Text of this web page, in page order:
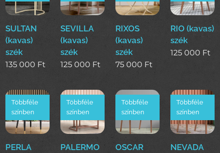
SULTAN
(kavas)
szék
135 000 Ft
SEVILLA
(kavas)
szék
125 000 Ft
RIXOS
(kavas)
szék
75 000 Ft
RIO (kavas)
szék
125 000 Ft
PERLA
Többféle
színben
PALERMO
Többféle
színben
OSCAR
Többféle
színben
NEVADA
Többféle
színben